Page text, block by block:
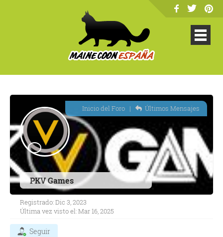
PKV Games
Inicio del Foro| Últimos Mensajes
Registrado: Dic 3, 2023
Última vez visto el: Mar 16, 2025
Seguir